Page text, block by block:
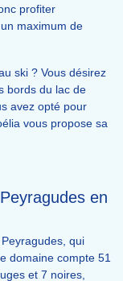
profiter
maximum de
ski ? Vous désirez
bords du lac de
avez opté pour
vous propose sa
en
qui
domaine compte 51
et 7 noires,